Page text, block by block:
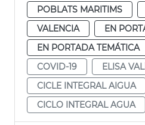
POBLATS MARITIMS
VALENCIA
EN
EN PORTADA TEMÁTICA
COVID-19
ELISA
CICLE INTEGRAL AIGUA
CICLO INTEGRAL AGUA